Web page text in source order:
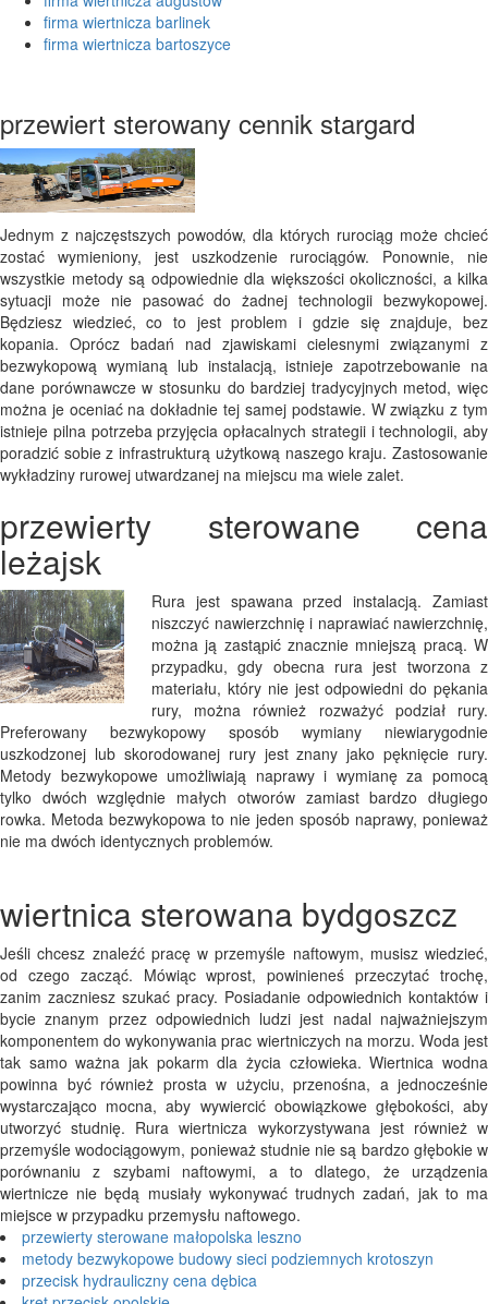
firma wiertnicza barlinek
firma wiertnicza bartoszyce
przewiert sterowany cennik stargard
Jednym z najczęstszych powodów, dla których rurociąg może chcieć
zostać wymieniony, jest uszkodzenie rurociągów. Ponownie, nie
wszystkie metody są odpowiednie dla większości okoliczności, a kilka
sytuacji może nie pasować do żadnej technologii bezwykopowej.
Będziesz wiedzieć, co to jest problem i gdzie się znajduje, bez
kopania. Oprócz badań nad zjawiskami cielesnymi związanymi z
bezwykopową wymianą lub instalacją, istnieje zapotrzebowanie na
dane porównawcze w stosunku do bardziej tradycyjnych metod, więc
można je oceniać na dokładnie tej samej podstawie. W związku z tym
istnieje pilna potrzeba przyjęcia opłacalnych strategii i technologii, aby
poradzić sobie z infrastrukturą użytkową naszego kraju. Zastosowanie
wykładziny rurowej utwardzanej na miejscu ma wiele zalet.
przewierty sterowane cena
leżajsk
Rura jest spawana przed instalacją. Zamiast
niszczyć nawierzchnię i naprawiać nawierzchnię,
można ją zastąpić znacznie mniejszą pracą. W
przypadku, gdy obecna rura jest tworzona z
materiału, który nie jest odpowiedni do pękania
rury, można również rozważyć podział rury.
Preferowany bezwykopowy sposób wymiany niewiarygodnie
uszkodzonej lub skorodowanej rury jest znany jako pęknięcie rury.
Metody bezwykopowe umożliwiają naprawy i wymianę za pomocą
tylko dwóch względnie małych otworów zamiast bardzo długiego
rowka. Metoda bezwykopowa to nie jeden sposób naprawy, ponieważ
nie ma dwóch identycznych problemów.
wiertnica sterowana bydgoszcz
Jeśli chcesz znaleźć pracę w przemyśle naftowym, musisz wiedzieć,
od czego zacząć. Mówiąc wprost, powinieneś przeczytać trochę,
zanim zaczniesz szukać pracy. Posiadanie odpowiednich kontaktów i
bycie znanym przez odpowiednich ludzi jest nadal najważniejszym
komponentem do wykonywania prac wiertniczych na morzu. Woda jest
tak samo ważna jak pokarm dla życia człowieka. Wiertnica wodna
powinna być również prosta w użyciu, przenośna, a jednocześnie
wystarczająco mocna, aby wywiercić obowiązkowe głębokości, aby
utworzyć studnię. Rura wiertnicza wykorzystywana jest również w
przemyśle wodociągowym, ponieważ studnie nie są bardzo głębokie w
porównaniu z szybami naftowymi, a to dlatego, że urządzenia
wiertnicze nie będą musiały wykonywać trudnych zadań, jak to ma
miejsce w przypadku przemysłu naftowego.
przewierty sterowane małopolska leszno
metody bezwykopowe budowy sieci podziemnych krotoszyn
przecisk hydrauliczny cena dębica